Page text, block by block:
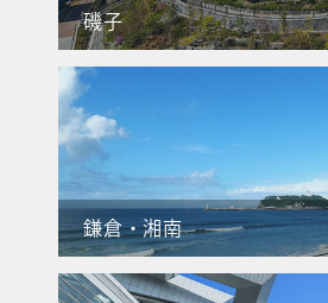
磯子
鎌倉・湘南